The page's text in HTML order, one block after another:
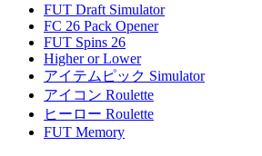
FUT Draft Simulator
FC 26 Pack Opener
FUT Spins 26
Higher or Lower
アイテムピック Simulator
アイコン Roulette
ヒーロー Roulette
FUT Memory